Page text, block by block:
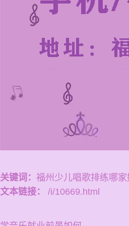
关键词： 福州少儿唱歌排练哪
文本链接：
/i/10669.html